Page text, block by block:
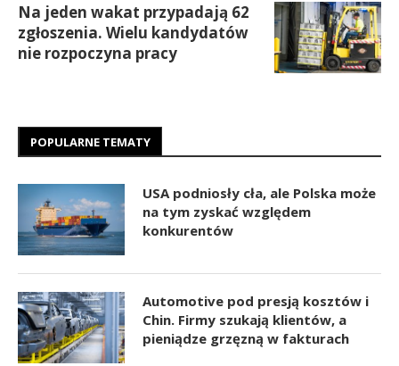
Na jeden wakat przypadają 62
zgłoszenia. Wielu kandydatów
nie rozpoczyna pracy
POPULARNE TEMATY
USA podniosły cła, ale Polska może
na tym zyskać względem
konkurentów
Automotive pod presją kosztów i
Chin. Firmy szukają klientów, a
pieniądze grzęzną w fakturach